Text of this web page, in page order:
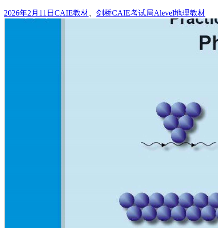
发
2026年2月11日 分
CAIE教材 剑桥CAIE考试局标
Alevel地理教材